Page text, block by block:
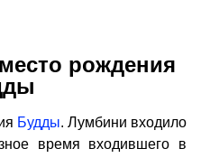
рождения
Будды. Лумбини входило
время входившего в